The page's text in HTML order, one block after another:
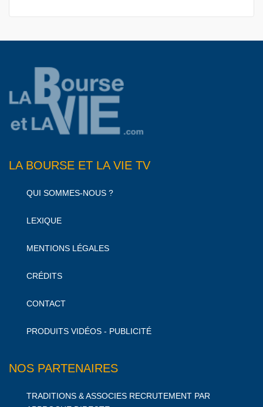
LA BOURSE ET LA VIE TV
QUI SOMMES-NOUS ?
LEXIQUE
MENTIONS LÉGALES
CRÉDITS
CONTACT
PRODUITS VIDÉOS - PUBLICITÉ
NOS PARTENAIRES
TRADITIONS & ASSOCIES RECRUTEMENT PAR